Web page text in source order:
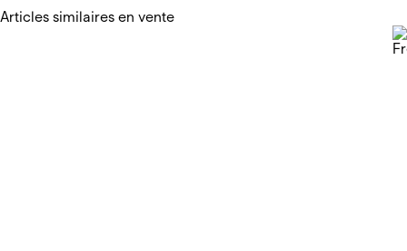
Articles similaires en vente